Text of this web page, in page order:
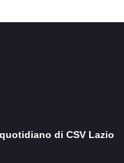
di CSV Lazio